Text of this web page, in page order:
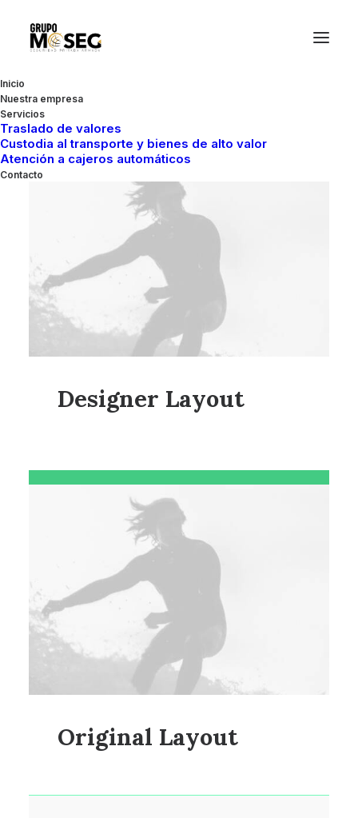
Inicio
Nuestra empresa
Servicios
Traslado de valores
Custodia al transporte y bienes de alto valor
Atención a cajeros automáticos
Contacto
Designer Layout
Original Layout